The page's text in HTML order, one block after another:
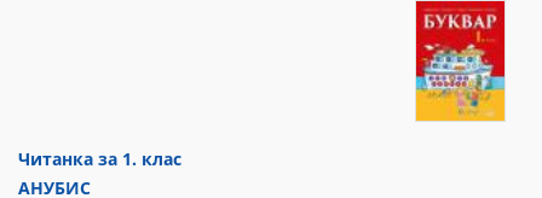
Читанка за 1. клас
АНУБИС